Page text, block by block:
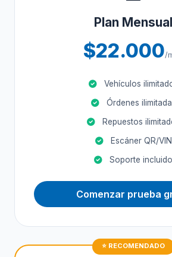
Plan Mensual
$22.000/
Vehículos
Órdenes
Repuestos
Escáner QR/VIN
Soporte incluido
Comenzar prueba